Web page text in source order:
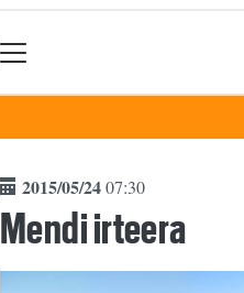
2015/05/2407:30
Mendi irteera